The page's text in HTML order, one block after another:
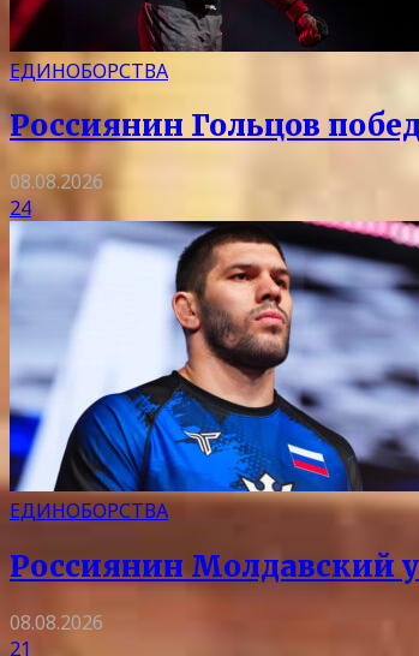
ЕДИНОБОРСТВА
Россиянин Гольцов
08.08.2026
24
ЕДИНОБОРСТВА
Россиянин Молдавский
08.08.2026
21